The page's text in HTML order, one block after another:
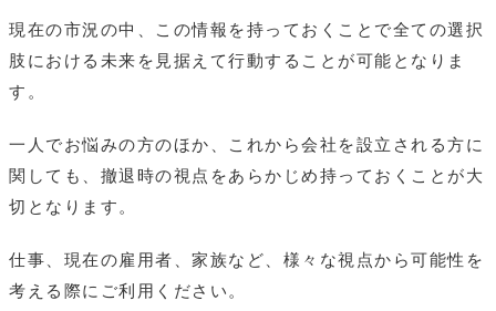
現在の市況の中、この情報を持っておくことで全ての選択
肢における未来を見据えて行動することが可能となりま
す。
一人でお悩みの方のほか、これから会社を設立される方に
関しても、撤退時の視点をあらかじめ持っておくことが大
切となります。
仕事、現在の雇用者、家族など、様々な視点から可能性を
考える際にご利用ください。